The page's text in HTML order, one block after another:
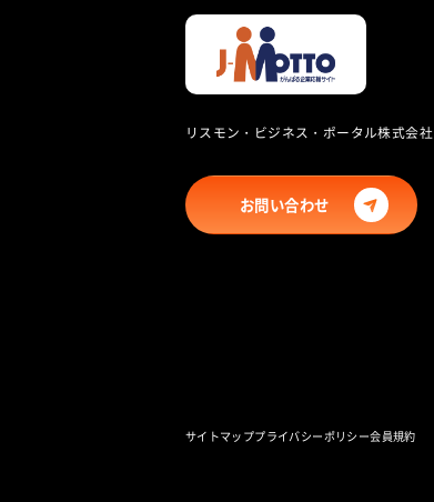
リスモン・ビジネス・ポータル株式会社
お問い合わせ
サイトマッププライバシーポリシー会員規約